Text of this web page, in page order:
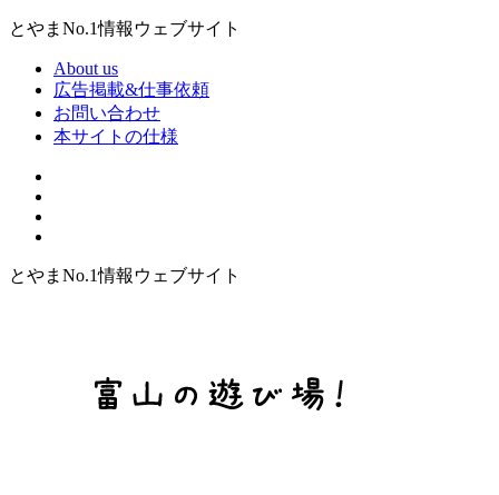
とやまNo.1情報ウェブサイト
About us
広告掲載&仕事依頼
お問い合わせ
本サイトの仕様
とやまNo.1情報ウェブサイト